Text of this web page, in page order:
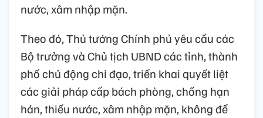
nước, xâm nhập mặn.
Theo đó, Thủ tướng Chính phủ yêu cầu các
Bộ trưởng và Chủ tịch UBND các tỉnh, thành
phố chủ động chỉ đạo, triển khai quyết liệt
các giải pháp cấp bách phòng, chống hạn
hán, thiếu nước, xâm nhập mặn, không để